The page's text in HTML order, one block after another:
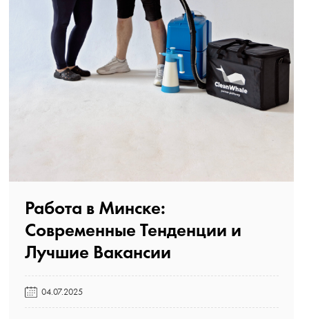
Работа в Минске:
Современные Тенденции и
Лучшие Вакансии️
04.07.2025